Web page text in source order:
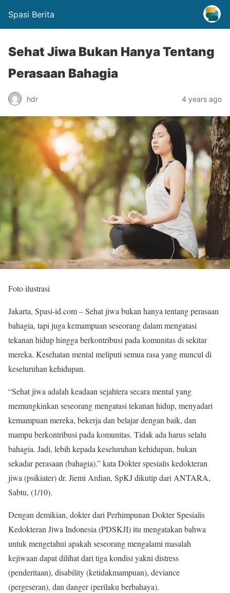
Spasi Berita
Sehat Jiwa Bukan Hanya Tentang
Perasaan Bahagia
hdr 4 years ago
Foto ilustrasi
Jakarta, Spasi-id.com – Sehat jiwa bukan hanya tentang perasaan
bahagia, tapi juga kemampuan seseorang dalam mengatasi
tekanan hidup hingga berkontribusi pada komunitas di sekitar
mereka. Kesehatan mental meliputi semua rasa yang muncul di
keseluruhan kehidupan.
“Sehat jiwa adalah keadaan sejahtera secara mental yang
memungkinkan seseorang mengatasi tekanan hidup, menyadari
kemampuan mereka, bekerja dan belajar dengan baik, dan
mampu berkontribusi pada komunitas. Tidak ada harus selalu
bahagia. Jadi, lebih kepada keseluruhan kehidupan, bukan
sekadar perasaan (bahagia).” kata Dokter spesialis kedokteran
jiwa (psikiater) dr. Jiemi Ardian, SpKJ dikutip dari ANTARA,
Sabtu, (1/10).
Dengan demikian, dokter dari Perhimpunan Dokter Spesialis
Kedokteran Jiwa Indonesia (PDSKJI) itu mengatakan bahwa
untuk mengetahui apakah seseorang mengalami masalah
kejiwaan dapat dilihat dari tiga kondisi yakni distress
(penderitaan), disability (ketidakmampuan), deviance
(pergeseran), dan danger (perilaku berbahaya).